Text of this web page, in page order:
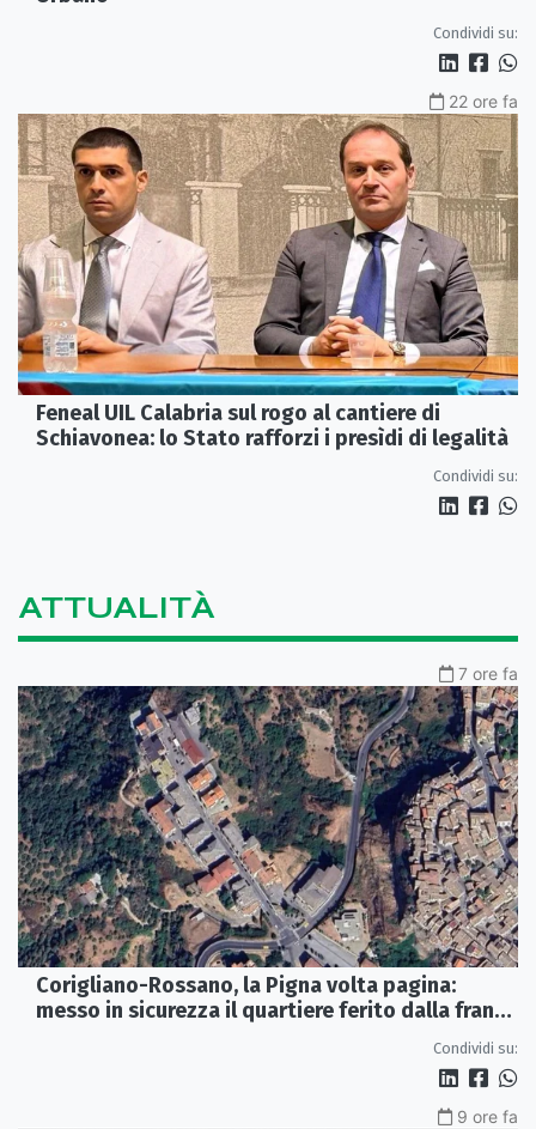
Condividi su:
22 ore fa
Feneal UIL Calabria sul rogo al cantiere di
Schiavonea: lo Stato rafforzi i presìdi di legalità
Condividi su:
ATTUALITÀ
7 ore fa
Corigliano-Rossano, la Pigna volta pagina:
messo in sicurezza il quartiere ferito dalla frana
Condividi su:
9 ore fa